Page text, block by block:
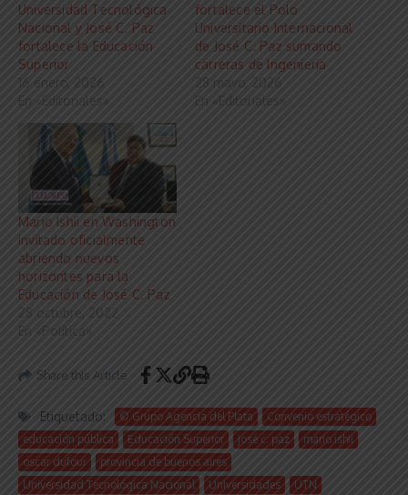
Universidad Tecnológica
Nacional y José C. Paz
fortalece la Educación
Superior
16 enero, 2026
En «Editoriales»
fortalece el Polo
Universitario Internacional
de José C. Paz sumando
carreras de Ingeniería
28 mayo, 2026
En «Editoriales»
Mario Ishii en Washington
invitado oficialmente
abriendo nuevos
horizontes para la
Educación de José C. Paz
28 octubre, 2022
En «Política»
Share this Article
Etiquetado: © Grupo Agencia del Plata
Convenio estratégico
educación pública
Educación Superior josé c. paz
mario ishii
oscar dufour
provincia de buenos aires
Universidad Tecnológica Nacional
Universidades UTN